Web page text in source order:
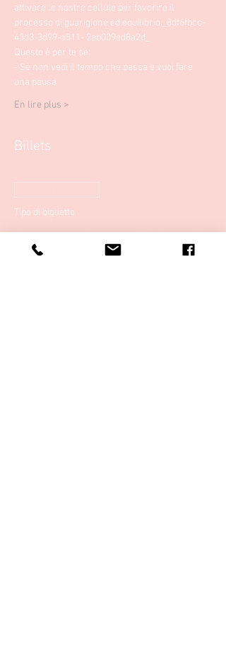
attivare le nostre cellule per favorire il
processo di guarigione ed equilibrio._8df6fbcc-
43d3-3d99-a511- 2eb009ed8a2d_
Questo è per te se:
- Se non vedi il tempo che passa e vuoi fare
una pausa
En lire plus >
Billets
Tipo di biglietto
Bagno sonoro al centro Sia Zen
Prezzo